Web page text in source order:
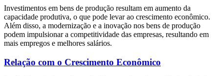
Investimentos em bens de produção resultam em aumento da
capacidade produtiva, o que pode levar ao crescimento econômico.
Além disso, a modernização e a inovação nos bens de produção
podem impulsionar a competitividade das empresas, resultando em
mais empregos e melhores salários.
Relação com o Crescimento Econômico